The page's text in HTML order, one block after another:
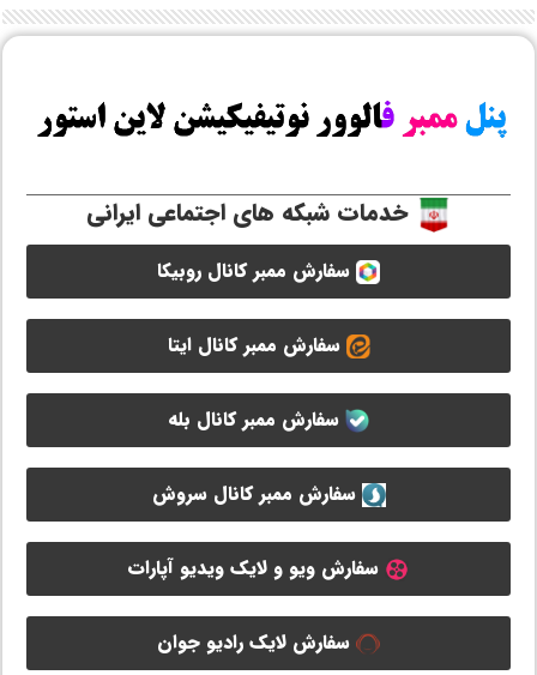
خدمات شبکه های اجتماعی ایرانی
سفارش ممبر کانال روبیکا
سفارش ممبر کانال ایتا
سفارش ممبر کانال بله
سفارش ممبر کانال سروش
سفارش ویو و لایک ویدیو آپارات
سفارش لایک رادیو جوان